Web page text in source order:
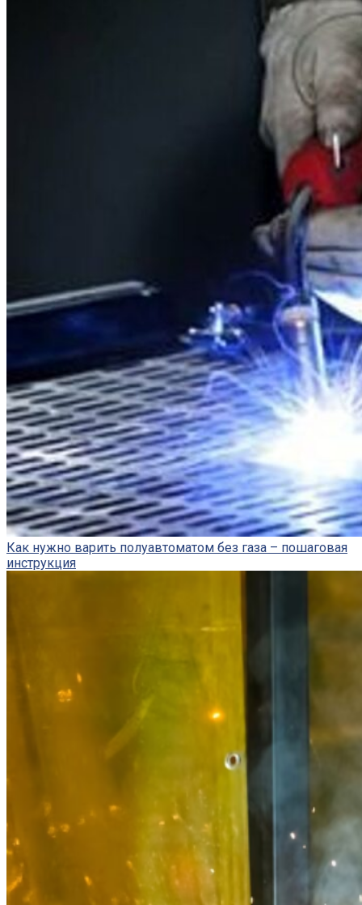
Как нужно варить полуавтоматом без газа – пошаговая
инструкция